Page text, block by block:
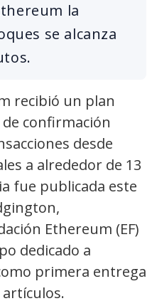
la
se alcanza
recibió un plan
confirmación
desde
a alrededor de 13
fue publicada este
Ethereum (EF)
dedicado a
primera entrega